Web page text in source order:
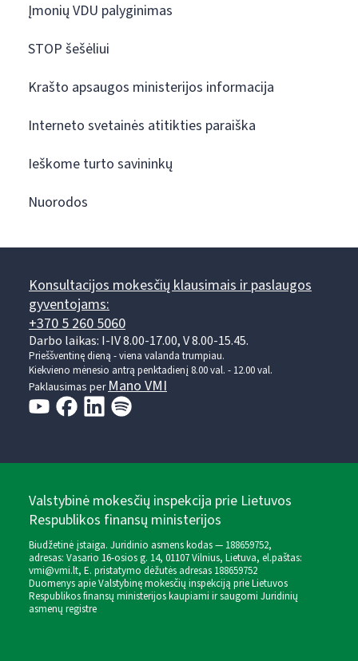
Įmonių VDU palyginimas
STOP šešėliui
Krašto apsaugos ministerijos informacija
Interneto svetainės atitikties paraiška
Ieškome turto savininkų
Nuorodos
Konsultacijos mokesčių klausimais ir paslaugos
gyventojams:
+370 5 260 5060
Darbo laikas: I-IV 8.00-17.00, V 8.00-15.45.
Prieššventinę dieną - viena valanda trumpiau.
Kiekvieno mėnesio antrą penktadienį 8.00 val. - 12.00 val.
Paklausimas perMano VMI
Valstybinė mokesčių inspekcija prie Lietuvos
Respublikos finansų ministerijos
Biudžetinė įstaiga. Juridinio asmens kodas — 188659752,
adresas: Vasario 16-osios g. 14, 01107 Vilnius, Lietuva, el.paštas:
vmi@vmi.lt, E. pristatymo dėžutės adresas 188659752
Duomenys apie Valstybinę mokesčių inspekciją prie Lietuvos
Respublikos finansų ministerijos kaupiami ir saugomi Juridinių
asmenų registre